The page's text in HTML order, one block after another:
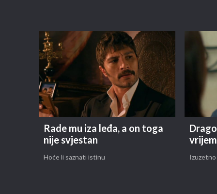
Rade mu iza leđa, a on toga
nije svjestan
Hoće li saznati istinu Izuzetno